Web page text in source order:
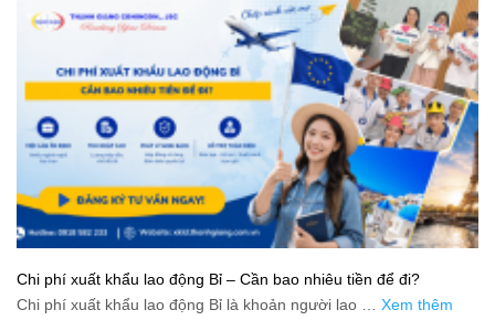
Chi phí xuất khẩu lao động Bỉ – Cần bao nhiêu tiền để đi?
Chi phí xuất khẩu lao động Bỉ là khoản người lao … Xem thêm